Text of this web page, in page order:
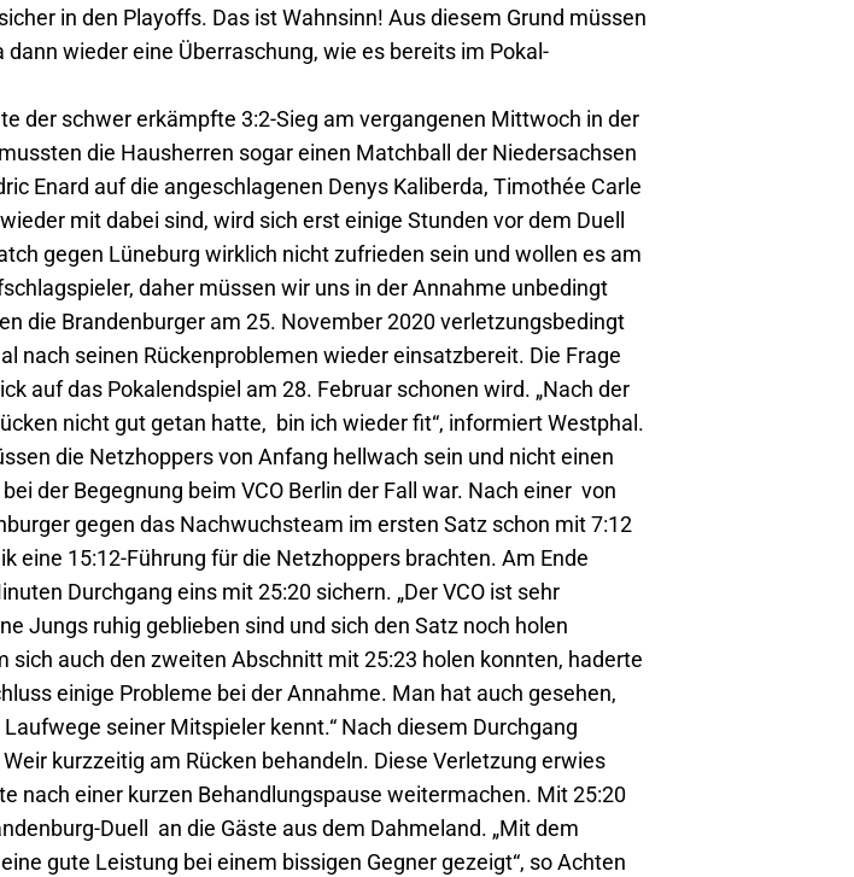
in den Playoffs. Das ist Wahnsinn! Aus diesem Grund müssen
wieder eine Überraschung, wie es bereits im Pokal-
der schwer erkämpfte 3:2-Sieg am vergangenen Mittwoch in der
die Hausherren sogar einen Matchball der Niedersachsen
Enard auf die angeschlagenen Denys Kaliberda, Timothée Carle
mit dabei sind, wird sich erst einige Stunden vor dem Duell
gegen Lüneburg wirklich nicht zufrieden sein und wollen es am
daher müssen wir uns in der Annahme unbedingt
die Brandenburger am 25. November 2020 verletzungsbedingt
nach seinen Rückenproblemen wieder einsatzbereit. Die Frage
auf das Pokalendspiel am 28. Februar schonen wird. „Nach der
nicht gut getan hatte, bin ich wieder fit“, informiert Westphal.
die Netzhoppers von Anfang hellwach sein und nicht einen
der Begegnung beim VCO Berlin der Fall war. Nach einer von
gegen das Nachwuchsteam im ersten Satz schon mit 7:12
eine 15:12-Führung für die Netzhoppers brachten. Am Ende
Durchgang eins mit 25:20 sichern. „Der VCO ist sehr
Jungs ruhig geblieben sind und sich den Satz noch holen
sich auch den zweiten Abschnitt mit 25:23 holen konnten, haderte
einige Probleme bei der Annahme. Man hat auch gesehen,
seiner Mitspieler kennt.“ Nach diesem Durchgang
kurzzeitig am Rücken behandeln. Diese Verletzung erwies
nach einer kurzen Behandlungspause weitermachen. Mit 25:20
Duell an die Gäste aus dem Dahmeland. „Mit dem
gute Leistung bei einem bissigen Gegner gezeigt“, so Achten